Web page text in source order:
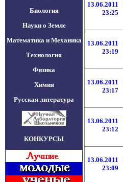
Биология
Науки о Земле
Математика и Механика
Технология
Физика
Химия
Русская литература
КОНКУРСЫ
13.06.2011
23:25
13.06.2011
23:19
13.06.2011
23:17
13.06.2011
23:12
13.06.2011
23:09